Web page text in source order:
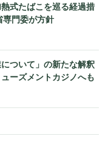
式たばこを巡る経過措
専門委が方針
ついて」の新たな解釈
ーズメントカジノへも